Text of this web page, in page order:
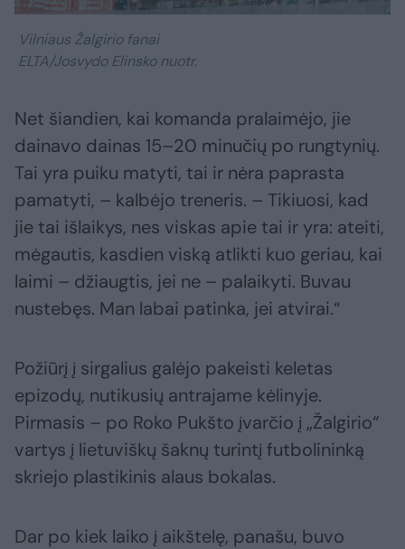
Vilniaus Žalgirio fanai
ELTA/Josvydo Elinsko nuotr.
Net šiandien, kai komanda pralaimėjo, jie
dainavo dainas 15–20 minučių po rungtynių.
Tai yra puiku matyti, tai ir nėra paprasta
pamatyti, – kalbėjo treneris. – Tikiuosi, kad
jie tai išlaikys, nes viskas apie tai ir yra: ateiti,
mėgautis, kasdien viską atlikti kuo geriau, kai
laimi – džiaugtis, jei ne – palaikyti. Buvau
nustebęs. Man labai patinka, jei atvirai.“
Požiūrį į sirgalius galėjo pakeisti keletas
epizodų, nutikusių antrajame kėlinyje.
Pirmasis – po Roko Pukšto įvarčio į „Žalgirio“
vartys į lietuviškų šaknų turintį futbolininką
skriejo plastikinis alaus bokalas.
Dar po kiek laiko į aikštelę, panašu, buvo